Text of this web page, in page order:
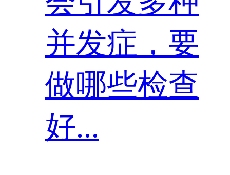
并发症，要
做哪些检查
好...